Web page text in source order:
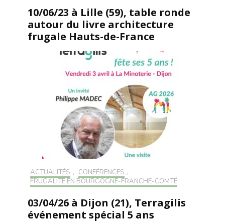
10/06/23 à Lille (59), table ronde
autour du livre architecture
frugale Hauts-de-France
ACTUALITÉS , CONFÉRENCES ,
FRUGALITÉ EN BOURGOGNE-FRANCHE-COMTÉ
03/04/26 à Dijon (21), Terragilis
événement spécial 5 ans